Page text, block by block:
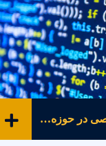
طراحی نرم افزارهای تخصصی در حوزه HSE و مدیریت بحران